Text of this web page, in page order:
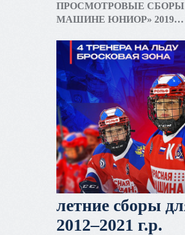
ПРОСМОТРОВЫЕ СБОРЫ
МАШИНЕ ЮНИОР» 2019
летние сборы
2012–2021 г.р.